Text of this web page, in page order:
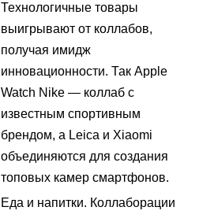
Технологичные товары
выигрывают от коллабов,
получая имидж
инновационности. Так Apple
Watch Nike — коллаб с
известным спортивным
брендом, а Leica и Xiaomi
объединяются для создания
топовых камер смартфонов.
Еда и напитки. Коллаборации